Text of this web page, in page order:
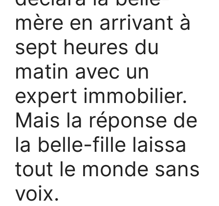
mère en arrivant à
sept heures du
matin avec un
expert immobilier.
Mais la réponse de
la belle-fille laissa
tout le monde sans
voix.